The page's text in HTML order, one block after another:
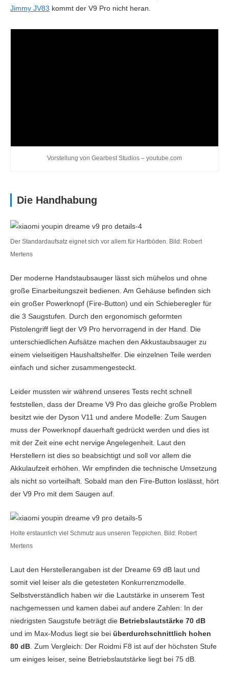
Saugkraftverstärkung
Wischfunktion
Zubehör im
Lieferumfang
Fugendüse, Harte/Sofabürste,
Teppichwalze, Weiche/Möbelbürste,
Zusätzlicher Akku
Jimmy JV83 kommt der V9 Pro nicht heran.
Vorstellung von Gearbest Studios – youtube.com
Die Handhabung
Der Standardaufsatz eignet sich vor allem für Hartböden. Bild: Robert
Mertens
Der moderne Handstaubsauger lässt sich mühelos und ohne
große Einarbeitungszeit bedienen. Am Gehäuse befinden sich
ein großer Powerknopf (Fire-Button) und ein Schieberegler für
die 3 Saugstufen. Durch den ergonomisch geformten
Pistolengriff liegt der V9 Pro hervorragend in der Hand. Die
unterschiedlichen Aufsätze machen den Akkustaubsauger zu
einem vielseitigen Haushaltshelfer. Die einzelnen Teile werden
einfach und sicher zusammengesteckt.
Leider mussten wir während unseres Tests recht schnell
feststellen, dass der Dreame V9 Pro das gleiche große Problem
besitzt wie der Dyson V11 und andere Modelle: Zum Saugen
muss der Powerknopf dauerhaft gedrückt werden und dies ist
mit der Zeit eine echt nervige Angelegenheit. Laut den
Herstellern ist dies so beabsichtigt und soll vor allem die
Akkulaufzeit erhöhen. Wir empfinden die technische Umsetzung
als nicht so vorteilhaft. Sobald man den Fire-Button loslässt, hört
der V9 Pro mit dem Saugen auf.
Holte erstaunlich viel Schmutz aus unseren Teppichen. Bild: Robert
Mertens
Laut den Herstellerangaben ist der Dreame 69 dB laut und
somit viel leiser als die getesteten Konkurrenzmodelle.
Selbstverständlich haben wir die Lautstärke in unserem Test
nachgemessen und kamen dabei auf andere Zahlen: In der
niedrigsten Saugstufe beträgt die Betriebslautstärke 70 dB
und im Max-Modus liegt sie bei überdurchschnittlich hohen
80 dB. Zum Vergleich: Der Roidmi F8 ist auf der höchsten Stufe
um einiges leiser, seine Betriebslautstärke liegt bei 75 dB.